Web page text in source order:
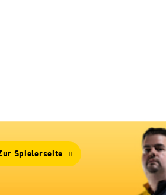
Spielerseite